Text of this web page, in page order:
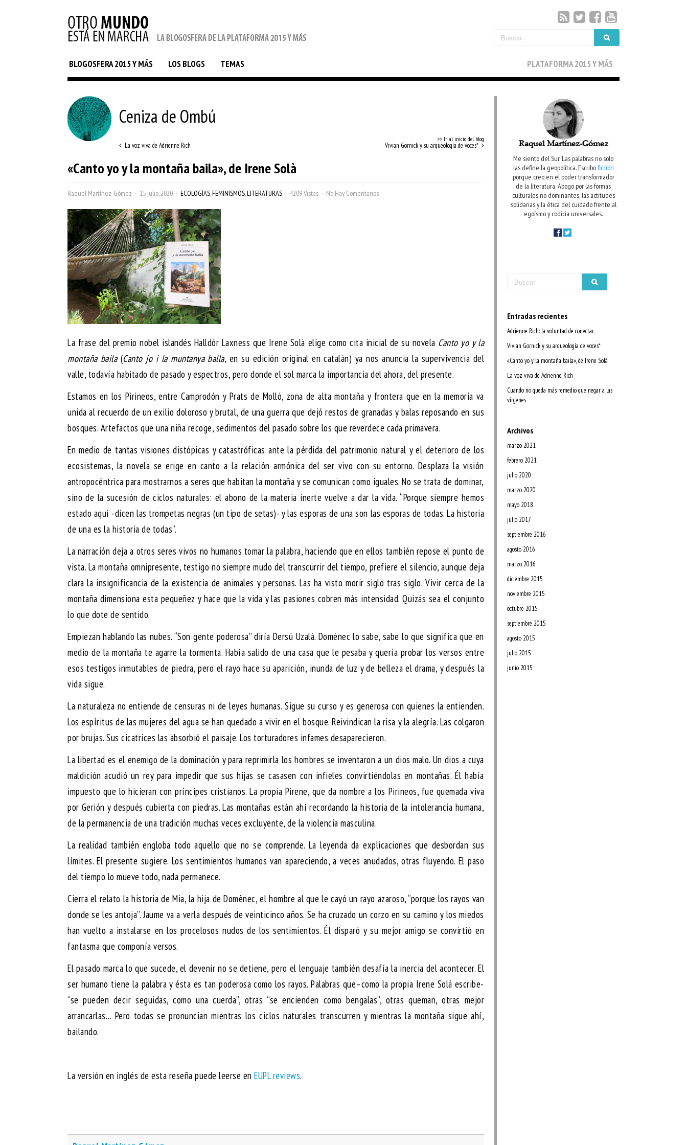
BLOGOSFERA 2015 Y MÁS LOS BLOGS TEMAS PLATAFORMA 2015 Y MÁS
Ceniza de Ombú
>> Ir al inicio del blog
La voz viva de Adrienne Rich Vivian Gornick y su arqueología de voces*
«Canto yo y la montaña baila», de Irene Solà
Raquel Martínez-Gómez 15 julio, 2020 ECOLOGÍAS,FEMINISMOS,LITERATURAS 4209 Vistas No Hay Comentarios
La frase del premio nobel islandés Halldór Laxness que Irene Solà elige como cita inicial de su novela Canto yo y la
montaña baila(Canto jo i la muntanya balla, en su edición original en catalán) ya nos anuncia la supervivencia del
valle, todavía habitado de pasado y espectros, pero donde el sol marca la importancia del ahora, del presente.
Estamos en los Pirineos, entre Camprodón y Prats de Molló, zona de alta montaña y frontera que en la memoria va
unida al recuerdo de un exilio doloroso y brutal, de una guerra que dejó restos de granadas y balas reposando en sus
bosques. Artefactos que una niña recoge, sedimentos del pasado sobre los que reverdece cada primavera.
En medio de tantas visiones distópicas y catastróficas ante la pérdida del patrimonio natural y el deterioro de los
ecosistemas, la novela se erige en canto a la relación armónica del ser vivo con su entorno. Desplaza la visión
antropocéntrica para mostrarnos a seres que habitan la montaña y se comunican como iguales. No se trata de dominar,
sino de la sucesión de ciclos naturales: el abono de la materia inerte vuelve a dar la vida. “Porque siempre hemos
estado aquí -dicen las trompetas negras (un tipo de setas)- y las esporas de una son las esporas de todas. La historia
de una es la historia de todas”.
La narración deja a otros seres vivos no humanos tomar la palabra, haciendo que en ellos también repose el punto de
vista. La montaña omnipresente, testigo no siempre mudo del transcurrir del tiempo, prefiere el silencio, aunque deja
clara la insignificancia de la existencia de animales y personas. Las ha visto morir siglo tras siglo. Vivir cerca de la
montaña dimensiona esta pequeñez y hace que la vida y las pasiones cobren más intensidad. Quizás sea el conjunto
lo que dote de sentido.
Empiezan hablando las nubes. “Son gente poderosa” diría Dersú Uzalá. Domènec lo sabe, sabe lo que significa que en
medio de la montaña te agarre la tormenta. Había salido de una casa que le pesaba y quería probar los versos entre
esos testigos inmutables de piedra, pero el rayo hace su aparición, inunda de luz y de belleza el drama, y después la
vida sigue.
La naturaleza no entiende de censuras ni de leyes humanas. Sigue su curso y es generosa con quienes la entienden.
Los espíritus de las mujeres del agua se han quedado a vivir en el bosque. Reivindican la risa y la alegría. Las colgaron
por brujas. Sus cicatrices las absorbió el paisaje. Los torturadores infames desaparecieron.
La libertad es el enemigo de la dominación y para reprimirla los hombres se inventaron a un dios malo. Un dios a cuya
maldición acudió un rey para impedir que sus hijas se casasen con infieles convirtiéndolas en montañas. Él había
impuesto que lo hicieran con príncipes cristianos. La propia Pirene, que da nombre a los Pirineos, fue quemada viva
por Gerión y después cubierta con piedras. Las montañas están ahí recordando la historia de la intolerancia humana,
de la permanencia de una tradición muchas veces excluyente, de la violencia masculina.
La realidad también engloba todo aquello que no se comprende. La leyenda da explicaciones que desbordan sus
límites. El presente sugiere. Los sentimientos humanos van apareciendo, a veces anudados, otras fluyendo. El paso
del tiempo lo mueve todo, nada permanece.
Cierra el relato la historia de Mia, la hija de Domènec, el hombre al que le cayó un rayo azaroso, “porque los rayos van
donde se les antoja”. Jaume va a verla después de veinticinco años. Se ha cruzado un corzo en su camino y los miedos
han vuelto a instalarse en los procelosos nudos de los sentimientos. Él disparó y su mejor amigo se convirtió en
fantasma que componía versos.
El pasado marca lo que sucede, el devenir no se detiene, pero el lenguaje también desafía la inercia del acontecer. El
ser humano tiene la palabra y ésta es tan poderosa como los rayos. Palabras que–como la propia Irene Solá escribe-
“se pueden decir seguidas, como una cuerda”, otras “se encienden como bengalas”, otras queman, otras mejor
arrancarlas… Pero todas se pronuncian mientras los ciclos naturales transcurren y mientras la montaña sigue ahí,
bailando.
La versión en inglés de esta reseña puede leerse en EUPL reviews.
Raquel Martínez-Gómez
Me siento del Sur. Las palabras no solo
las define la geopolítica. Escriboficción
porque creo en el poder transformador
de la literatura. Abogo por las formas
culturales no dominantes, las actitudes
solidarias y la ética del cuidado frente al
egoísmo y codicia universales.
Entradas recientes
Adrienne Rich: la voluntad de conectar
Vivian Gornick y su arqueología de voces*
«Canto yo y la montaña baila», de Irene Solà
La voz viva de Adrienne Rich
Cuando no queda más remedio que negar a las
vírgenes
Archivos
marzo 2021
febrero 2021
julio 2020
marzo 2020
mayo 2018
julio 2017
septiembre 2016
agosto 2016
marzo 2016
diciembre 2015
noviembre 2015
octubre 2015
septiembre 2015
agosto 2015
julio 2015
junio 2015